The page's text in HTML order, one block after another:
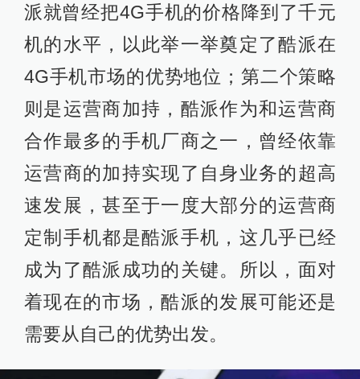
派就曾经把4G手机的价格降到了千元
机的水平，以此举一举奠定了酷派在
4G手机市场的优势地位；第二个策略
则是运营商加持，酷派作为和运营商
合作最多的手机厂商之一，曾经依靠
运营商的加持实现了自身业务的超高
速发展，甚至于一度大部分的运营商
定制手机都是酷派手机，这几乎已经
成为了酷派成功的关键。所以，面对
着现在的市场，酷派的发展可能还是
需要从自己的优势出发。